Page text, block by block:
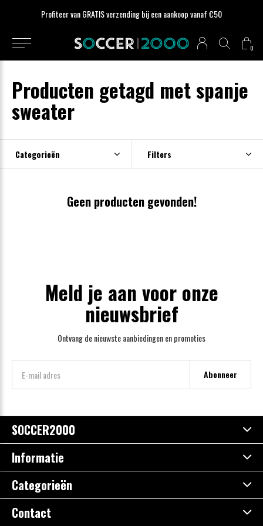
0
Profiteer van GRATIS verzending bij een aankoop vanaf €50
Producten getagd met spanje
sweater
Categorieën Filters
Geen producten gevonden!
Meld je aan voor onze
nieuwsbrief
Ontvang de nieuwste aanbiedingen en promoties
Abonneer
SOCCER2000
Informatie
Categorieën
Contact